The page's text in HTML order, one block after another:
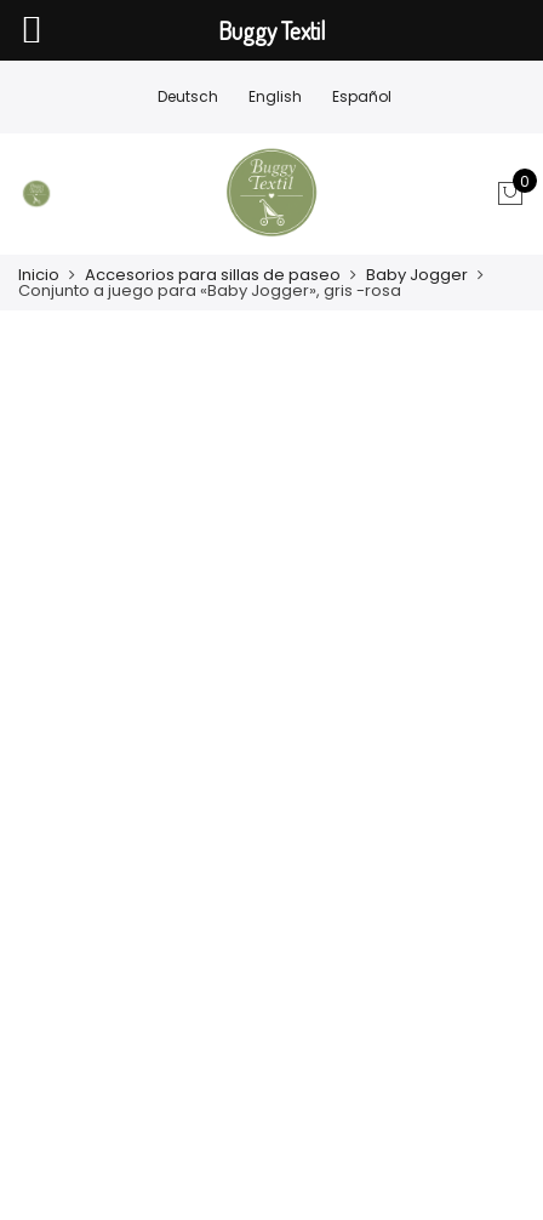
Deutsch English Español
0
Inicio Accesorios para sillas de paseo Baby Jogger
Conjunto a juego para «Baby Jogger», gris -rosa
Buggy Textil